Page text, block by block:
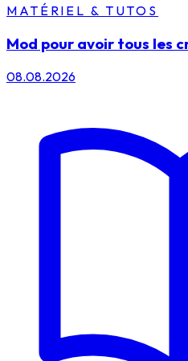
MATÉRIEL & TUTOS
Mod pour avoir tous les
08.08.2026